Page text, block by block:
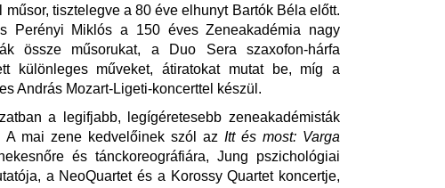
műsor, tisztelegve a 80 éve elhunyt Bartók Béla előtt.
Perényi Miklós a 150 éves Zeneakadémia nagy
össze műsorukat, a Duo Sera szaxofon-hárfa
különleges műveket, átiratokat mutat be, míg a
András Mozart-Ligeti-koncerttel készül.
a legifjabb, legígéretesebb zeneakadémisták
A mai zene kedvelőinek szól az Itt és most: Varga
és tánckoreográfiára, Jung pszichológiai
a NeoQuartet és a Korossy Quartet koncertje,